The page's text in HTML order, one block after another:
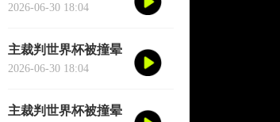
救险
2026-06-30 18:04
主裁判世界杯被撞晕
短暂失去意识
2026-06-30 18:04
主裁判世界杯被撞晕